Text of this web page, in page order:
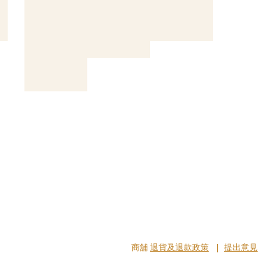
商舖 退貨及退款政策 提出意見